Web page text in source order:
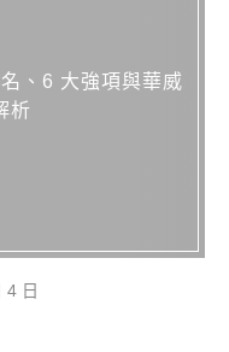
、6 大強項與華威
析
4 日